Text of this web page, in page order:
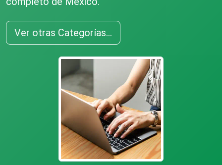
Ver otras Categorías...